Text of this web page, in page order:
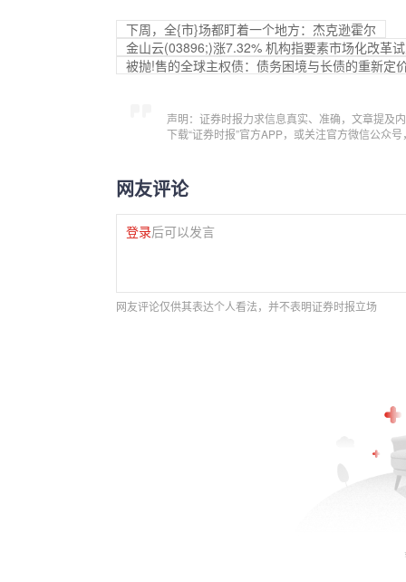
下周，全{市}场都盯着一个地方：杰克逊霍尔
金山云(03896;)涨7.32% 机构指要素市场化改革
被抛!售的全球主权债：债务困境与长债的重新定
声明：证券时报力求信息真实、准确，文章提及
下载“证券时报”官方APP，或关注官方微信公众
网友评论
登录后可以发言
网友评论仅供其表达个人看法，并不表明证券时报立场